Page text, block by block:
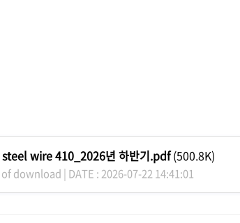
wire 410_2026년 하반기.pdf(500.8K)
download | DATE : 2026-07-22 14:41:01